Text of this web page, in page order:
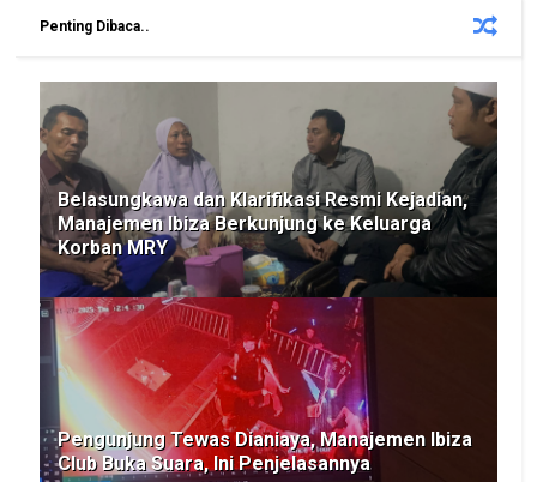
Penting Dibaca..
Belasungkawa dan Klarifikasi Resmi Kejadian,
Manajemen Ibiza Berkunjung ke Keluarga
Korban MRY
Pengunjung Tewas Dianiaya, Manajemen Ibiza
Club Buka Suara, Ini Penjelasannya